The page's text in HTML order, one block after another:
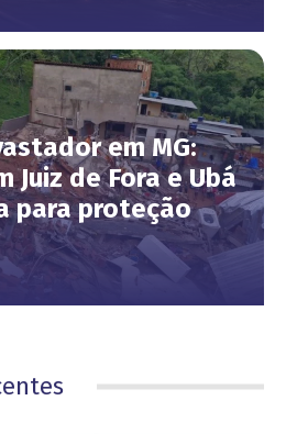
em MG:
Juiz de Fora e Ubá
para proteção